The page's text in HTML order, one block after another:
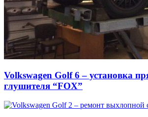
Volkswagen Golf 6 – установка
глушителя “FOX”